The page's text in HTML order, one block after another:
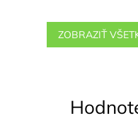
ZOBRAZIŤ